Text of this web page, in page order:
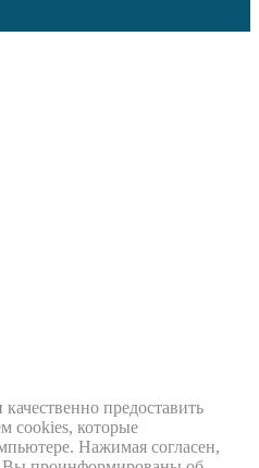
предоставить
cookies, которые
Нажимая согласен,